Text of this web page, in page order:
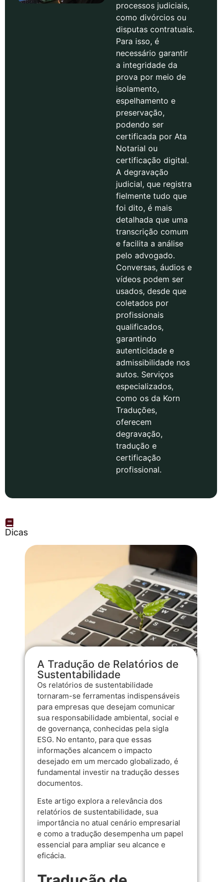
processos judiciais,
como divórcios ou
disputas contratuais.
Para isso, é
necessário garantir
a integridade da
prova por meio de
isolamento,
espelhamento e
preservação,
podendo ser
certificada por Ata
Notarial ou
certificação digital.
A degravação
judicial, que registra
fielmente tudo que
foi dito, é mais
detalhada que uma
transcrição comum
e facilita a análise
pelo advogado.
Conversas, áudios e
vídeos podem ser
usados, desde que
coletados por
profissionais
qualificados,
garantindo
autenticidade e
admissibilidade nos
autos. Serviços
especializados,
como os da Korn
Traduções,
oferecem
degravação,
tradução e
certificação
profissional.
Dicas
A Tradução de Relatórios de
Sustentabilidade
Os relatórios de sustentabilidade
tornaram-se ferramentas indispensáveis
para empresas que desejam comunicar
sua responsabilidade ambiental, social e
de governança, conhecidas pela sigla
ESG. No entanto, para que essas
informações alcancem o impacto
desejado em um mercado globalizado, é
fundamental investir na tradução desses
documentos.
Este artigo explora a relevância dos
relatórios de sustentabilidade, sua
importância no atual cenário empresarial
e como a tradução desempenha um papel
essencial para ampliar seu alcance e
eficácia.